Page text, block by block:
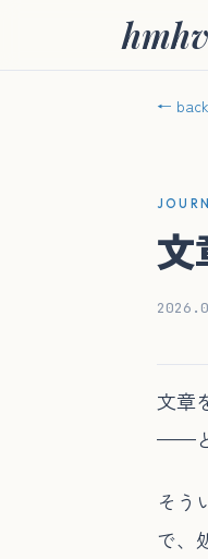
hmhv
← back
文
文章
——ど
そう
で、